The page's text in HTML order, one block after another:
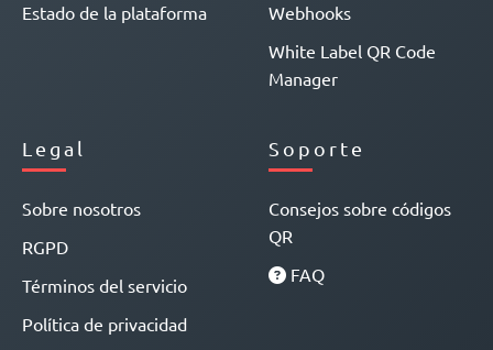
Estado de la plataforma
Webhooks
White Label QR Code
Manager
Legal
Sobre nosotros
RGPD
Términos del servicio
Política de privacidad
Soporte
Consejos sobre códigos
QR
FAQ